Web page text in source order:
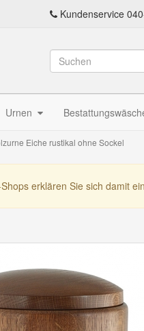
Kundenservice
Urnen
Eiche rustikal ohne Sockel
erklären Sie sich damit